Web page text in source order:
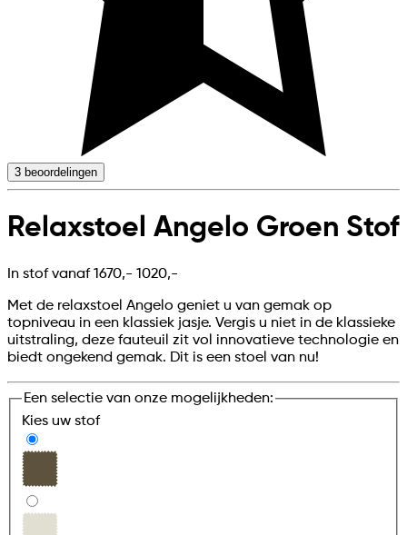
3 beoordelingen
Relaxstoel Angelo Groen Stof
In stof vanaf 1670,- 1020,-
Met de relaxstoel Angelo geniet u van gemak op
topniveau in een klassiek jasje. Vergis u niet in de klassieke
uitstraling, deze fauteuil zit vol innovatieve technologie en
biedt ongekend gemak. Dit is een stoel van nu!
Een selectie van onze mogelijkheden:
Kies uw stof